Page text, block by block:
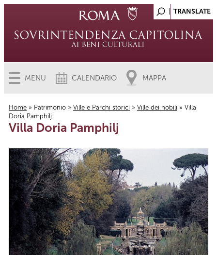
MENU CALENDARIO MAPPA
Tu sei qui
Home » Patrimonio » Ville e Parchi storici » Ville dei nobili » Villa
Doria Pamphilj
Villa Doria Pamphilj